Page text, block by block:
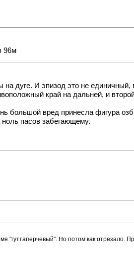
96м
дуге. И эпизод это не
край на дальней, и
большой вред принесла фигура
пасов забегающему.
"гуттаперчевый". Но потом как отрезало.